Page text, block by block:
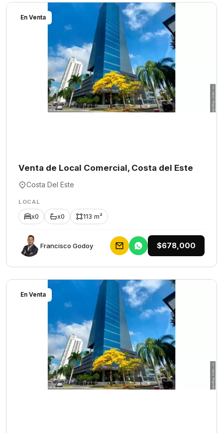
En Venta
Venta de Local Comercial, Costa del Este
Costa Del Este
LOCAL
x0 x0 113 m²
Francisco Godoy $678,000
En Venta